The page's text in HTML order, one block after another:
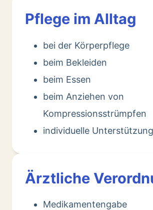
Pflege im Alltag
bei der Körperpflege
beim Bekleiden
beim Essen
beim Anziehen von
Kompressionsstrümpfen
individuelle
Ärztliche
Medikamentengabe